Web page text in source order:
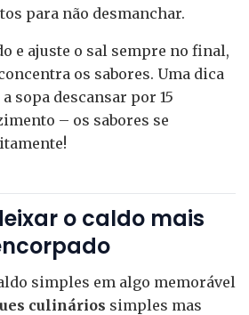
para não desmanchar.
e ajuste o sal sempre no final,
os sabores. Uma dica
sopa descansar por 15
– os sabores se
o caldo mais
simples em algo memorável
culinários simples mas